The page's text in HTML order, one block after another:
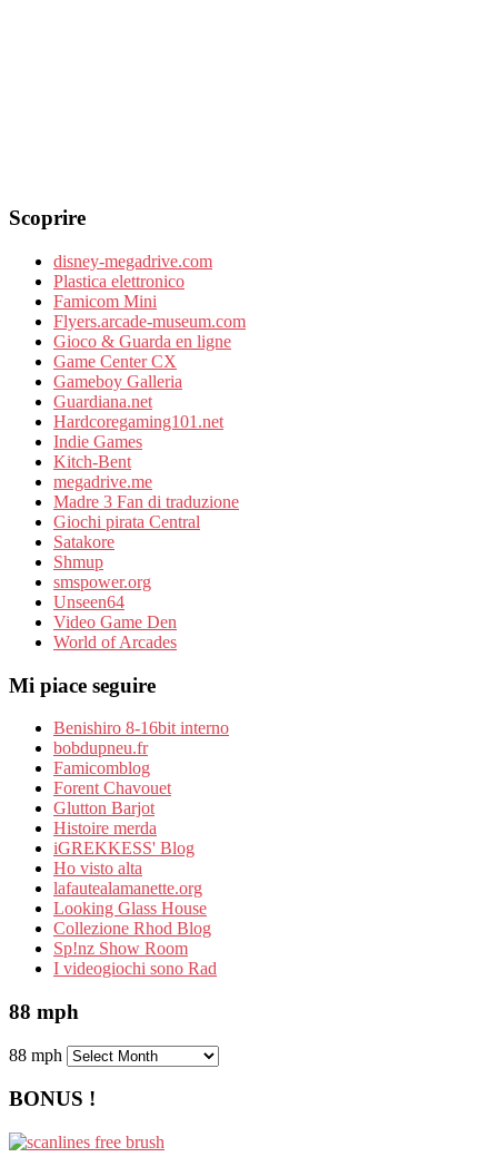
Scoprire
disney-megadrive.com
Plastica elettronico
Famicom Mini
Flyers.arcade-museum.com
Gioco & Guarda en ligne
Game Center CX
Gameboy Galleria
Guardiana.net
Hardcoregaming101.net
Indie Games
Kitch-Bent
megadrive.me
Madre 3 Fan di traduzione
Giochi pirata Central
Satakore
Shmup
smspower.org
Unseen64
Video Game Den
World of Arcades
Mi piace seguire
Benishiro 8-16bit interno
bobdupneu.fr
Famicomblog
Forent Chavouet
Glutton Barjot
Histoire merda
iGREKKESS' Blog
Ho visto alta
lafautealamanette.org
Looking Glass House
Collezione Rhod Blog
Sp!nz Show Room
I videogiochi sono Rad
88 mph
88 mph
BONUS !